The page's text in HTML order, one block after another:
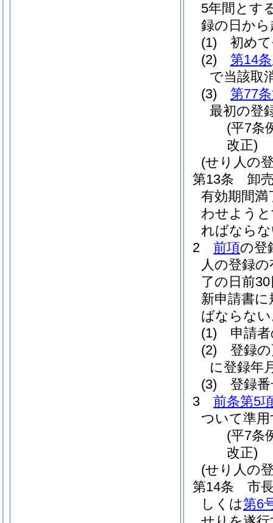
5年間とす
録の日か
(1)
初め
(2)
第14条
で当該取
(3)
第77
最初の登
(平7条
改正)
(せり人の
第13条
卸
有効期間
わせよう
ればなら
2
前項の登
人の登録
了の日前
新申請書
ばならな
(1)
申請
(2)
登録
に登録年
(3)
登録
3
前条第5
ついて準
(平7条
改正)
(せり人の
第14条
市
しくは第6